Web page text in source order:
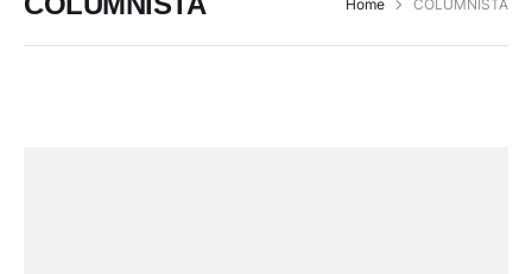
Home COLUMNISTA